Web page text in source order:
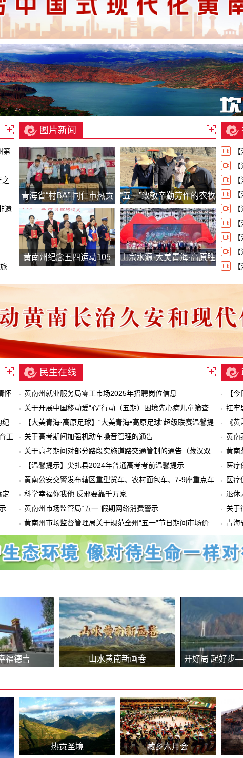
第
遗
图片新闻
青海省“村BA” 同仁市热贡
艺术队喜获“双丰收”
“五一”致敬辛勤劳作的农牧
人
黄南州纪念五四运动105
山宗水源·大美青海·高原胜
会在长沙开幕
怀
纪
工
定
民生在线
黄南州就业服务局零工市场2025年招聘岗位信息
关于开展中国移动爱“心”行动（五期）困境先心病儿童筛查
及手术活动的通知
【大美青海·高原足球】“大美青海•高原足球”超级联赛温馨提
示
关于高考期间加强机动车噪音管理的通告
关于高考期间对部分路段实施道路交通管制的通告（藏汉双
语）
【温馨提示】尖扎县2024年普通高考考前温馨提示
黄南公安交警发布辖区重型货车、农村面包车、7-9座重点车
辆逾期未检验名单（5月）
科学幸福你我他 反邪要靠千万家
黄南州市场监管局“五一”假期网络消费警示
黄南州市场监督管理局关于规范全州“五一”节日期间市场价
格行为提醒告诫书
【
扛牢
《
黄南
民政
黄南
理办
医疗
医疗
退休
关于
青海
福德吉 山水黄南新画卷
开好局 起好步
热贡圣境 藏乡六月会